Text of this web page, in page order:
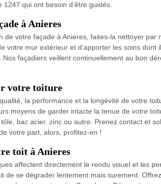
qui ont besoin d’être guidés.
à Anieres
de votre façade à Anieres, faites-la nettoyer
votre mur extérieur et d’apporter les soins
façadiers veillent continuellement au bon
votre toiture
la performance et la longévité de votre
moyens de garder intacte la tenue de votre
bac acier, zinc ou autre. Prenez contact et
votre part, alors, profitez-en !
toit à Anieres
affectent directement le rendu visuel et les
de se dégrader lentement mais surement.